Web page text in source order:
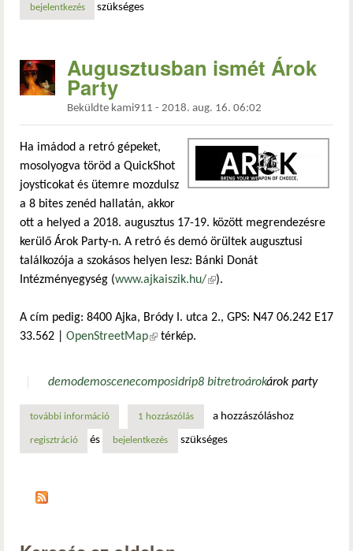
bejelentkezés szükséges
Augusztusban ismét Árok
Party
Beküldte kami911 - 2018. aug. 16. 06:02
Ha imádod a retró gépeket,
mosolyogva töröd a QuickShot
joysticokat és ütemre mozdulsz
a 8 bites zenéd hallatán, akkor
ott a helyed a 2018. augusztus 17-19. között megrendezésre
kerülő Árok Party-n. A retró és demó örültek augusztusi
találkozója a szokásos helyen lesz: Bánki Donát
Intézményegység (www.ajkaiszik.hu/(külső hivatkozás)
).
A cím pedig: 8400 Ajka, Bródy I. utca 2., GPS: N47 06.242 E17
33.562 | OpenStreetMap(külső hivatkozás)
térkép.
demodemoscenecomposidrip8 bitretroárokárok party
további információaugusztusban ismét árok party tartalommal kapcsolatosan
1 hozzászólás a hozzászóláshoz
regisztráció és bejelentkezés szükséges